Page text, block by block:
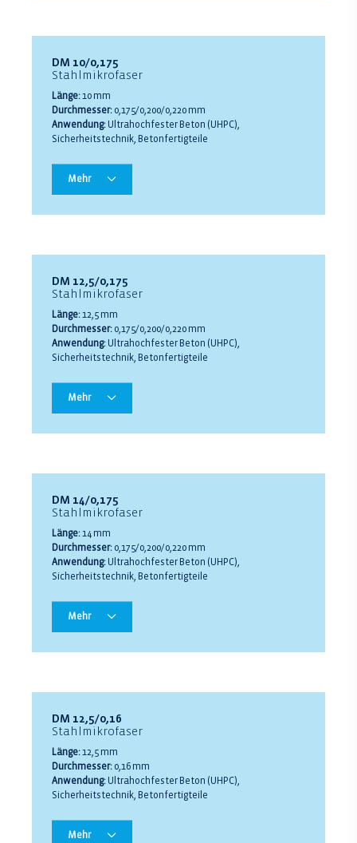
DM 10/0,175
Stahlmikrofaser
Länge:10 mm
Durchmesser: 0,175/0,200/0,220 mm
Anwendung: Ultrahochfester Beton (UHPC),
Sicherheitstechnik, Betonfertigteile
Mehr
DM 12,5/0,175
Stahlmikrofaser
Länge:12,5 mm
Durchmesser: 0,175/0,200/0,220 mm
Anwendung: Ultrahochfester Beton (UHPC),
Sicherheitstechnik, Betonfertigteile
Mehr
DM 14/0,175
Stahlmikrofaser
Länge:14 mm
Durchmesser: 0,175/0,200/0,220 mm
Anwendung: Ultrahochfester Beton (UHPC),
Sicherheitstechnik, Betonfertigteile
Mehr
DM 12,5/0,16
Stahlmikrofaser
Länge:12,5 mm
Durchmesser: 0,16 mm
Anwendung: Ultrahochfester Beton (UHPC),
Sicherheitstechnik, Betonfertigteile
Mehr